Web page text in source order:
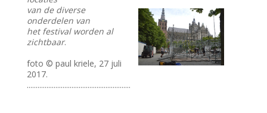
van de diverse
onderdelen van
het festival worden al
zichtbaar.
foto © paul kriele, 27 juli
2017.
..........................................................